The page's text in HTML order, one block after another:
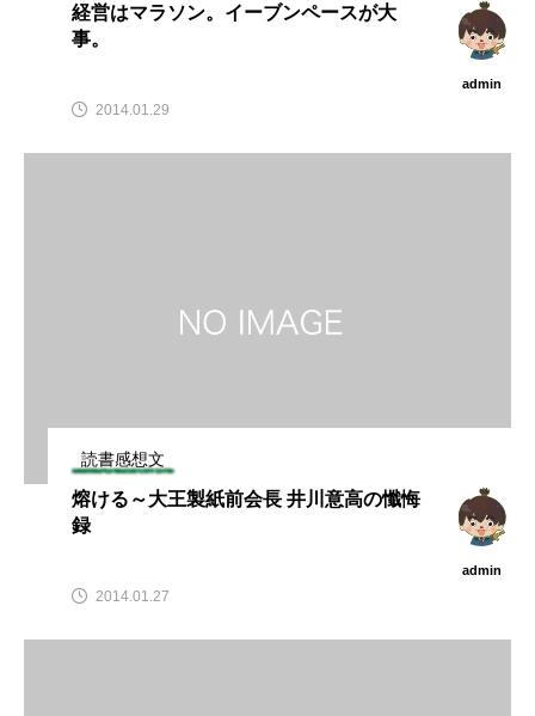
経営はマラソン。イーブンペースが大
事。
admin
2014.01.29
読書感想文
熔ける～大王製紙前会長 井川意高の懺悔
録
admin
2014.01.27